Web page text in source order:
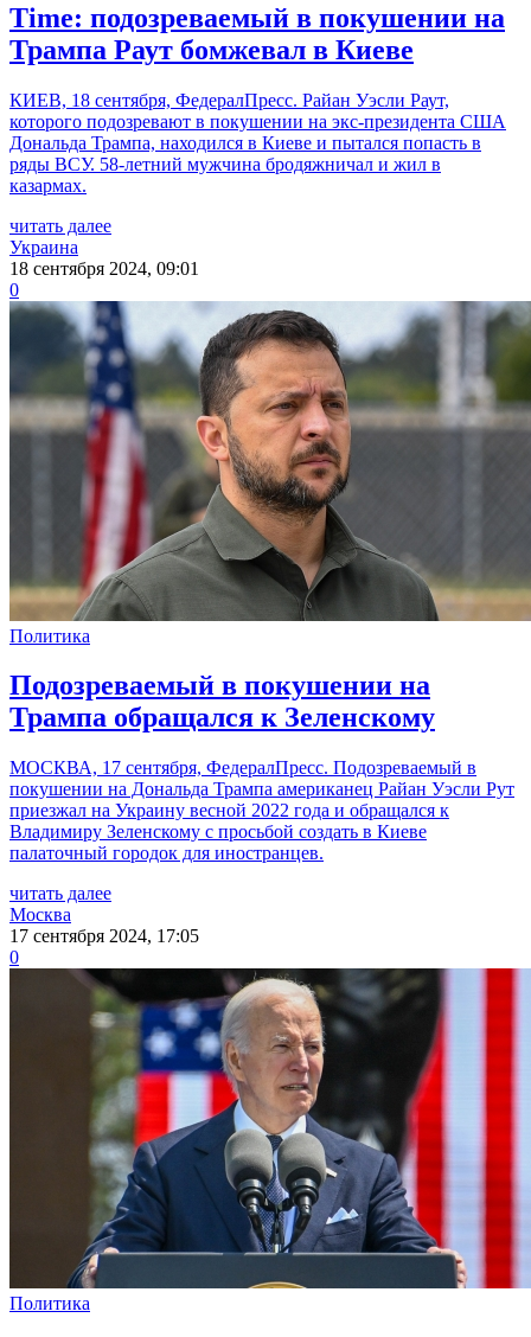
Time: подозреваемый в покушении на
Трампа Раут бомжевал в Киеве
КИЕВ, 18 сентября, ФедералПресс. Райан Уэсли Раут,
которого подозревают в покушении на экс-президента США
Дональда Трампа, находился в Киеве и пытался попасть в
ряды ВСУ. 58-летний мужчина бродяжничал и жил в
казармах.
читать далее
Украина
18 сентября 2024, 09:01
0
Политика
Подозреваемый в покушении на
Трампа обращался к Зеленскому
МОСКВА, 17 сентября, ФедералПресс. Подозреваемый в
покушении на Дональда Трампа американец Райан Уэсли Рут
приезжал на Украину весной 2022 года и обращался к
Владимиру Зеленскому с просьбой создать в Киеве
палаточный городок для иностранцев.
читать далее
Москва
17 сентября 2024, 17:05
0
Политика